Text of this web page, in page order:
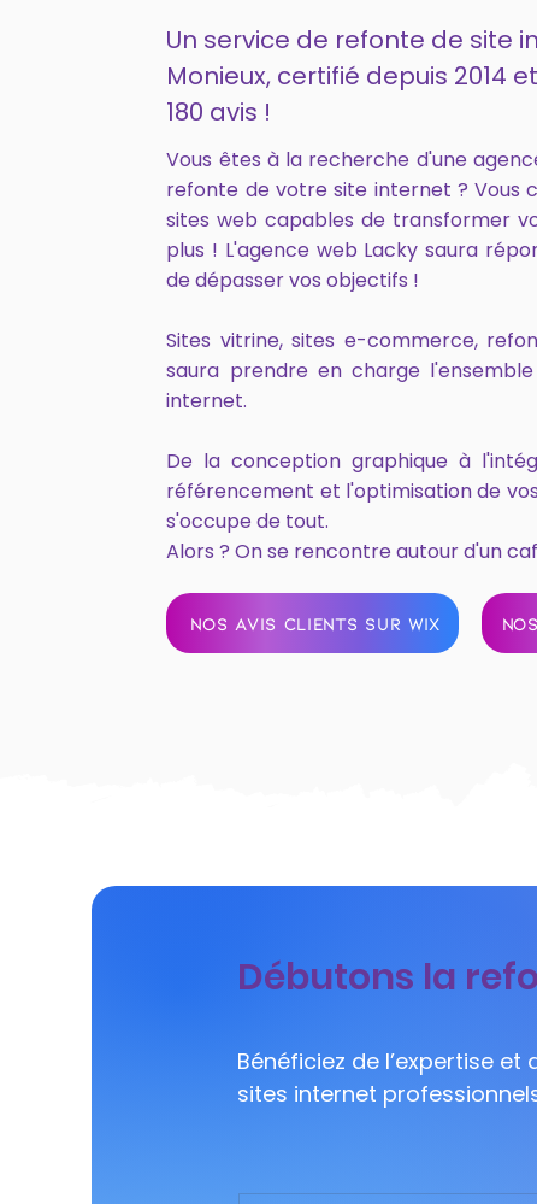
Un service de refonte de site
Monieux, certifié depuis 2014
180 avis !
Vous êtes à la recherche d'une
refonte de votre site internet ? Vous
sites web capables de transformer
plus ! L'agence web Lacky saura
de dépasser vos objectifs !
Sites vitrine, sites e-commerce,
saura prendre en charge
internet.
De la conception graphique à
référencement et l'optimisation de
s'occupe de tout.
Alors ? On se rencontre autour d'un
NOS AVIS CLIENTS SUR WIX
Débutons la
Bénéficiez de l’expertise
sites internet